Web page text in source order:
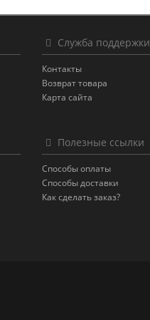
Служба поддержки
Контакты
Возврат товара
Карта сайта
Полезные ссылки
Способы оплаты
Способы доставки
Как сделать заказ?